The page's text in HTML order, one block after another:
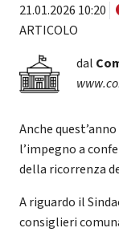
21.01.2026 10:20
ARTICOLO
dal
Anche
l’impegno a
della ricorrenza
A riguardo il
consiglieri